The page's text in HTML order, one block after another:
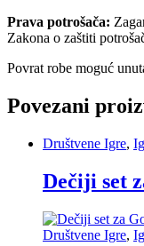
Prava potrošača:
Zakona o zaštiti
Povrat robe moguć
Povezani
Društvene Igre,
Dečiji set
Društvene Igre,